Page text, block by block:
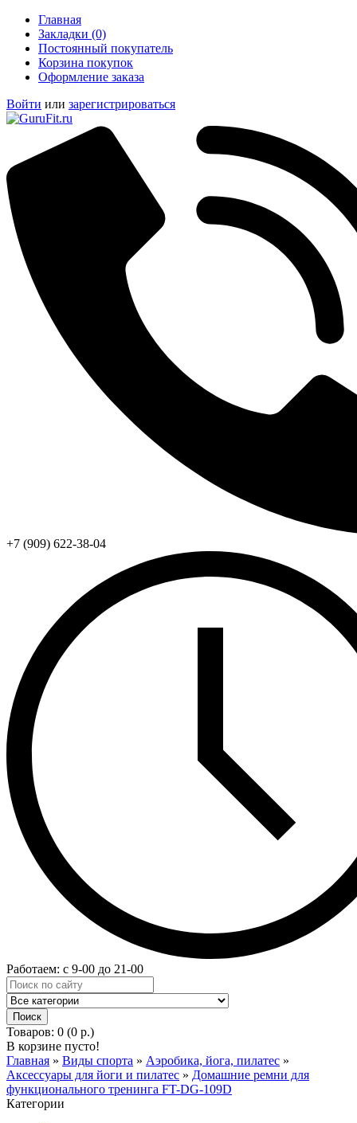
Главная
Закладки (0)
Постоянный покупатель
Корзина покупок
Оформление заказа
Войти или зарегистрироваться
+7 (909) 622-38-04
Работаем: с 9-00 до 21-00
Товаров: 0 (0 р.)
В корзине пусто!
Главная » Виды спорта » Аэробика, йога, пилатес »
Аксессуары для йоги и пилатес » Домашние ремни для
функционального тренинга FT-DG-109D
Категории